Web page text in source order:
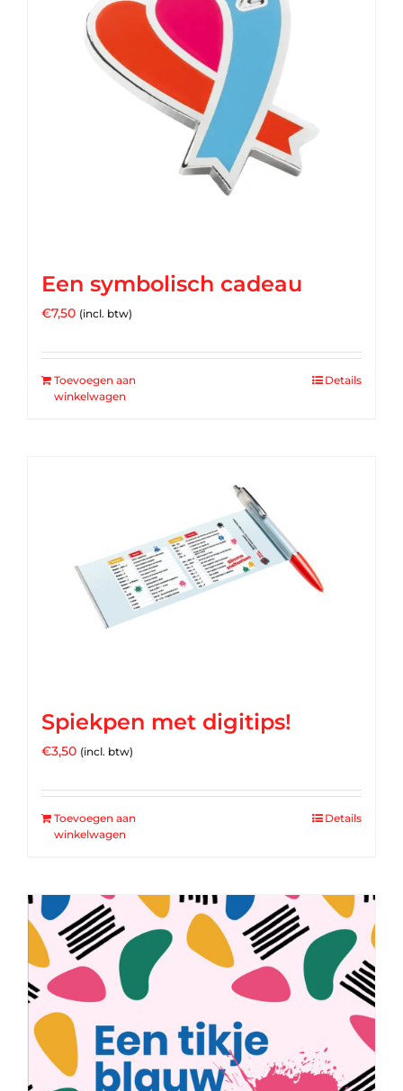
Een symbolisch cadeau
€7,50 (incl. btw)
Toevoegen aan
winkelwagen
Details
Spiekpen met digitips!
€3,50 (incl. btw)
Toevoegen aan
winkelwagen
Details